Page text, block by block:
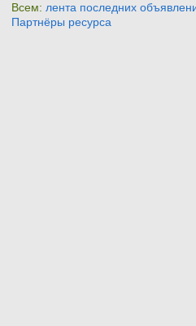
Всем: лента последних
Партнёры ресурса